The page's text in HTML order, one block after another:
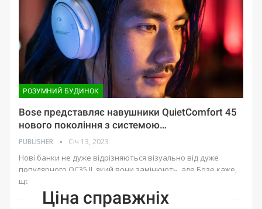
РОЗУМНИЙ БУДИНОК
Bose представляє навушники QuietComfort 45
нового покоління з системою…
PUBLISHER Січ 13, 2023
Нові банки не дуже відрізняються візуально від дуже
популярного QC35 II, який вони замінюють, але Бозе каже,
що під…
Ціна справжніх